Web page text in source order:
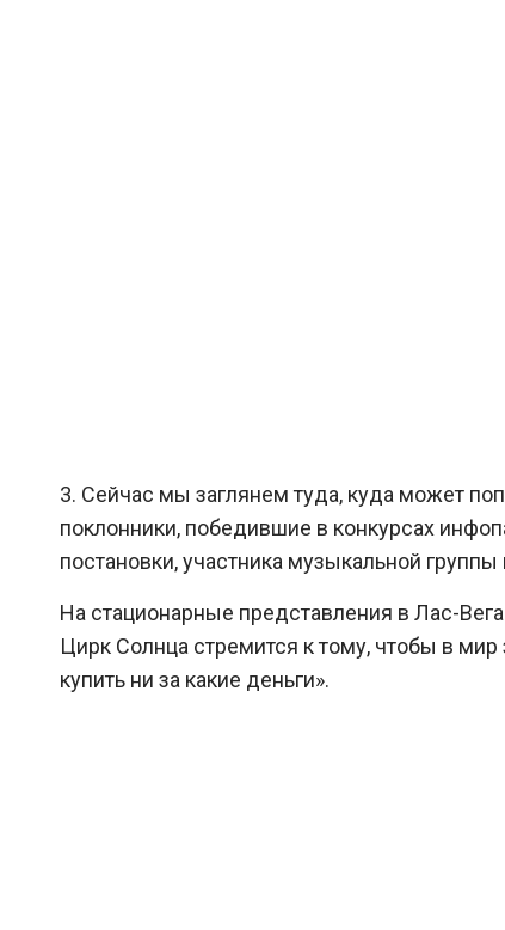
3. Сейчас мы заглянем туда, куда может
поклонники, победившие в конкурсах
постановки, участника музыкальной
На стационарные представления в Лас-
Цирк Солнца стремится к тому, чтобы в мир
купить ни за какие деньги».